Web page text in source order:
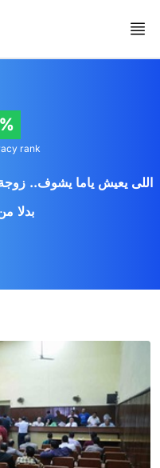
rank
اللى يعيش ياما يشوف..
بدلا